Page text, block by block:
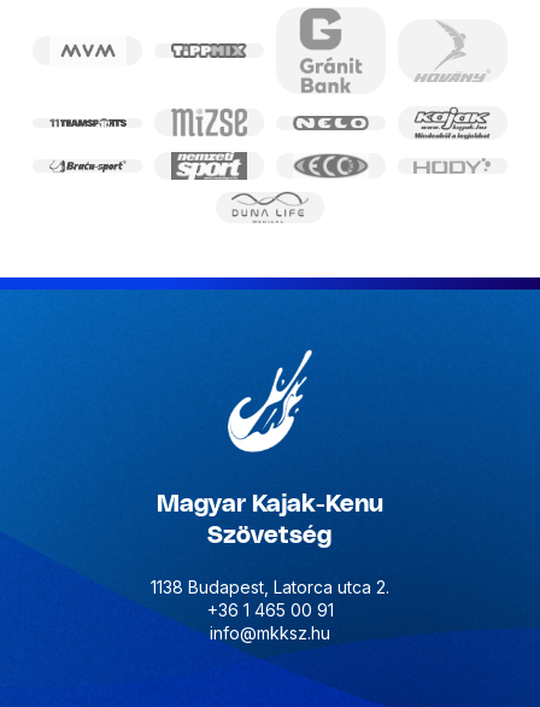
Magyar Kajak-Kenu
Szövetség
1138 Budapest, Latorca utca 2.
+36 1 465 00 91
info@mkksz.hu